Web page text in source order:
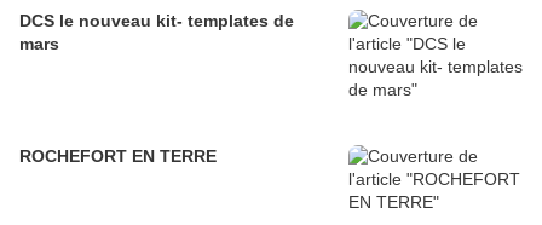
DCS le nouveau kit- templates de
mars
ROCHEFORT EN TERRE